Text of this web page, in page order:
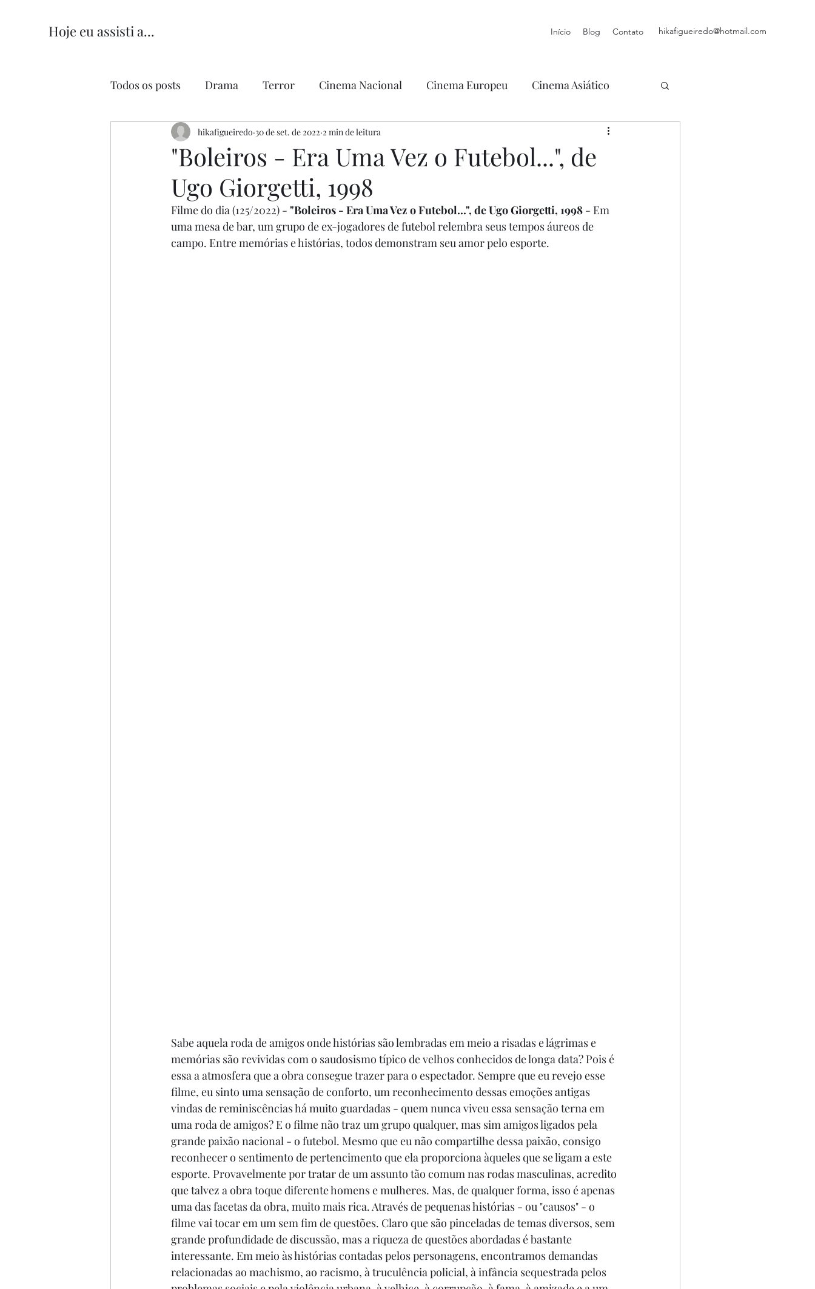
Hoje eu assisti a... Início Blog Contato hikafigueiredo@hotmail.com
Todos os posts Drama Terror Cinema Nacional Cinema Europeu Cinema Asiático
Comédia Comédia Romântica Ficção Hollywood
"Boleiros - Era Uma Vez o Futebol...", de
Ugo Giorgetti, 1998
hikafigueiredo 30 de set. de 2022 2 min de leitura
Filme do dia (125/2022) - "Boleiros - Era Uma Vez o Futebol...", de Ugo Giorgetti, 1998 - Em
uma mesa de bar, um grupo de ex-jogadores de futebol relembra seus tempos áureos de
campo. Entre memórias e histórias, todos demonstram seu amor pelo esporte.
Sabe aquela roda de amigos onde histórias são lembradas em meio a risadas e lágrimas e
memórias são revividas com o saudosismo típico de velhos conhecidos de longa data? Pois é
essa a atmosfera que a obra consegue trazer para o espectador. Sempre que eu revejo esse
filme, eu sinto uma sensação de conforto, um reconhecimento dessas emoções antigas
vindas de reminiscências há muito guardadas - quem nunca viveu essa sensação terna em
uma roda de amigos? E o filme não traz um grupo qualquer, mas sim amigos ligados pela
grande paixão nacional - o futebol. Mesmo que eu não compartilhe dessa paixão, consigo
reconhecer o sentimento de pertencimento que ela proporciona àqueles que se ligam a este
esporte. Provavelmente por tratar de um assunto tão comum nas rodas masculinas, acredito
que talvez a obra toque diferente homens e mulheres. Mas, de qualquer forma, isso é apenas
uma das facetas da obra, muito mais rica. Através de pequenas histórias - ou "causos" - o
filme vai tocar em um sem fim de questões. Claro que são pinceladas de temas diversos, sem
grande profundidade de discussão, mas a riqueza de questões abordadas é bastante
interessante. Em meio às histórias contadas pelos personagens, encontramos demandas
relacionadas ao machismo, ao racismo, à truculência policial, à infância sequestrada pelos